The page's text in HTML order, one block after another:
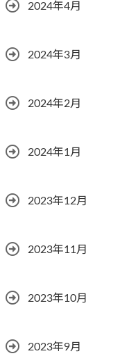
2024年4月
2024年3月
2024年2月
2024年1月
2023年12月
2023年11月
2023年10月
2023年9月